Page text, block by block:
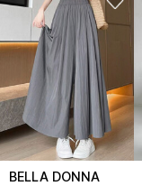
BELLA DONNA